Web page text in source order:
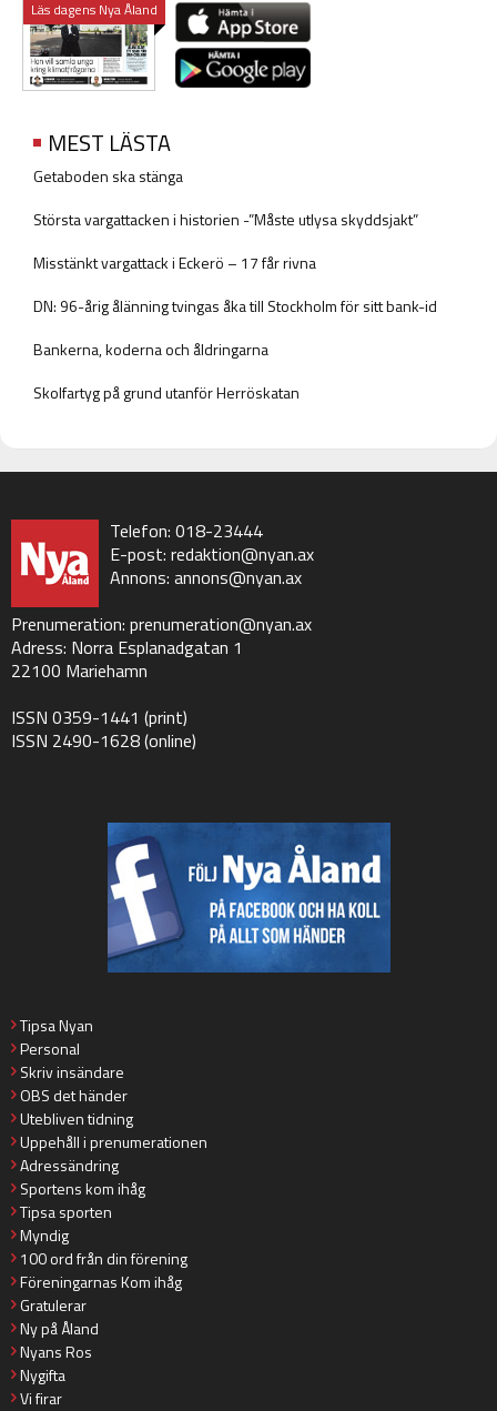
Läs dagens Nya Åland
MEST LÄSTA
Getaboden ska stänga
Största vargattacken i historien -”Måste utlysa skyddsjakt”
Misstänkt vargattack i Eckerö – 17 får rivna
DN: 96-årig ålänning tvingas åka till Stockholm för sitt bank-id
Bankerna, koderna och åldringarna
Skolfartyg på grund utanför Herröskatan
Telefon: 018-23444
E-post: redaktion@nyan.ax
Annons: annons@nyan.ax
Prenumeration: prenumeration@nyan.ax
Adress: Norra Esplanadgatan 1
22100 Mariehamn
ISSN 0359-1441 (print)
ISSN 2490-1628 (online)
Tipsa Nyan
Personal
Skriv insändare
OBS det händer
Utebliven tidning
Uppehåll i prenumerationen
Adressändring
Sportens kom ihåg
Tipsa sporten
Myndig
100 ord från din förening
Föreningarnas Kom ihåg
Gratulerar
Ny på Åland
Nyans Ros
Nygifta
Vi firar